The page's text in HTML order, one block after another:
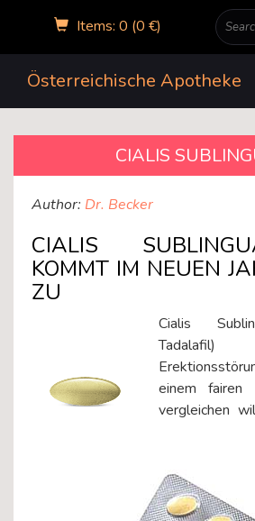
Items: 0 (0 €)
Österreichische Apotheke
CIALIS
Author: Dr. Becker
CIALIS
KOMMT IM NEUEN
ZU
Cialis
einem fairen
vergleichen